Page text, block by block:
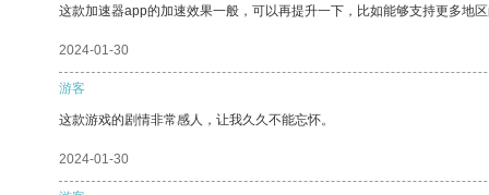
这款加速器app的加速效果一般，可以再提升一下，比如能够支持更多地区
2024-01-30
游客
这款游戏的剧情非常感人，让我久久不能忘怀。
2024-01-30